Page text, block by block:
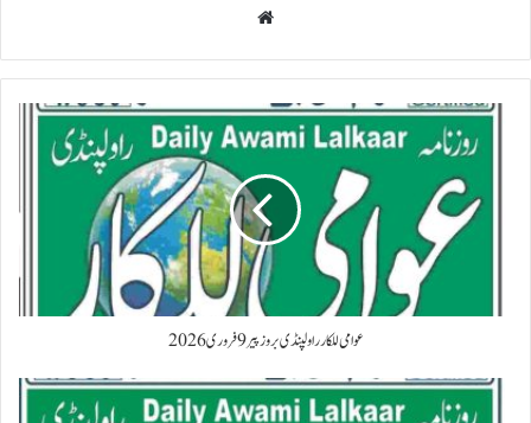
عوامی للکار راولپنڈی بروز پیر 9 فروری 2026